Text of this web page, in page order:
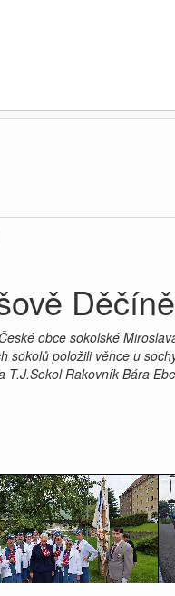
Děčíně
obce sokolské
položili věnce u
Rakovník Bára